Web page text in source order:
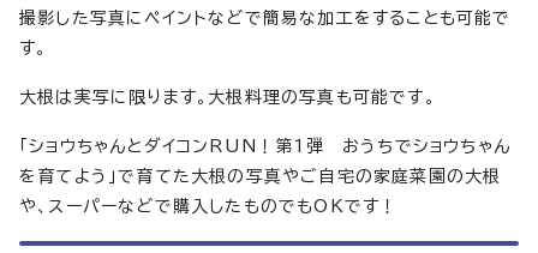
撮影した写真にペイントなどで簡易な加工をすることも可能で
す。
大根は実写に限ります。大根料理の写真も可能です。
「ショウちゃんとダイコンRUN！第1弾 おうちでショウちゃん
を育てよう」で育てた大根の写真やご自宅の家庭菜園の大根
や、スーパーなどで購入したものでもOKです！